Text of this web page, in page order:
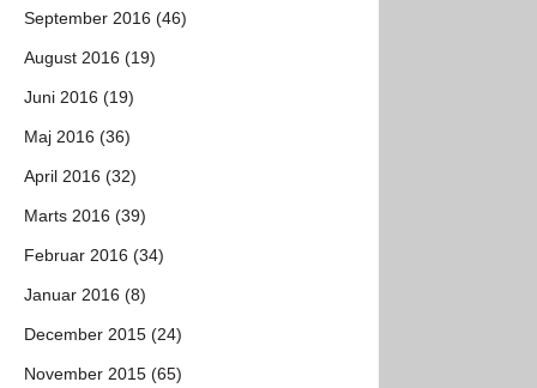
September 2016 (46)
August 2016 (19)
Juni 2016 (19)
Maj 2016 (36)
April 2016 (32)
Marts 2016 (39)
Februar 2016 (34)
Januar 2016 (8)
December 2015 (24)
November 2015 (65)